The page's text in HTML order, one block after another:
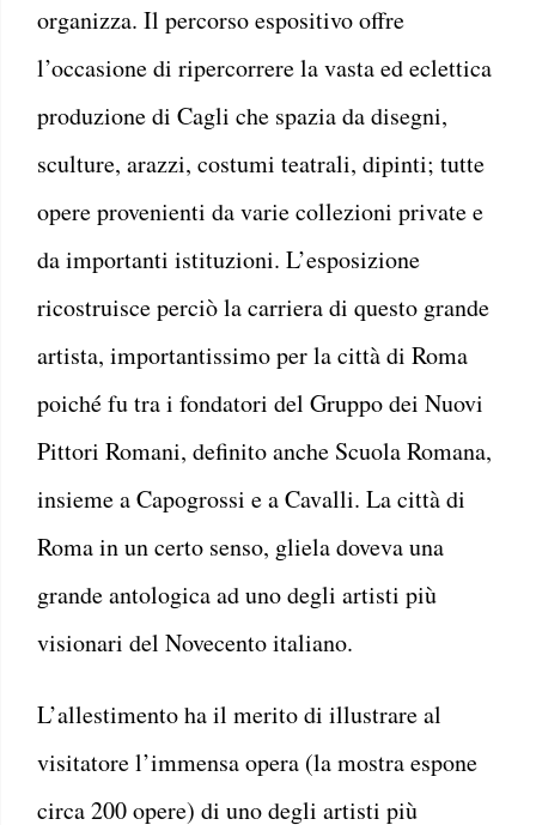
organizza. Il percorso espositivo offre
l’occasione di ripercorrere la vasta ed eclettica
produzione di Cagli che spazia da disegni,
sculture, arazzi, costumi teatrali, dipinti; tutte
opere provenienti da varie collezioni private e
da importanti istituzioni. L’esposizione
ricostruisce perciò la carriera di questo grande
artista, importantissimo per la città di Roma
poiché fu tra i fondatori del Gruppo dei Nuovi
Pittori Romani, definito anche Scuola Romana,
insieme a Capogrossi e a Cavalli. La città di
Roma in un certo senso, gliela doveva una
grande antologica ad uno degli artisti più
visionari del Novecento italiano.
L’allestimento ha il merito di illustrare al
visitatore l’immensa opera (la mostra espone
circa 200 opere) di uno degli artisti più